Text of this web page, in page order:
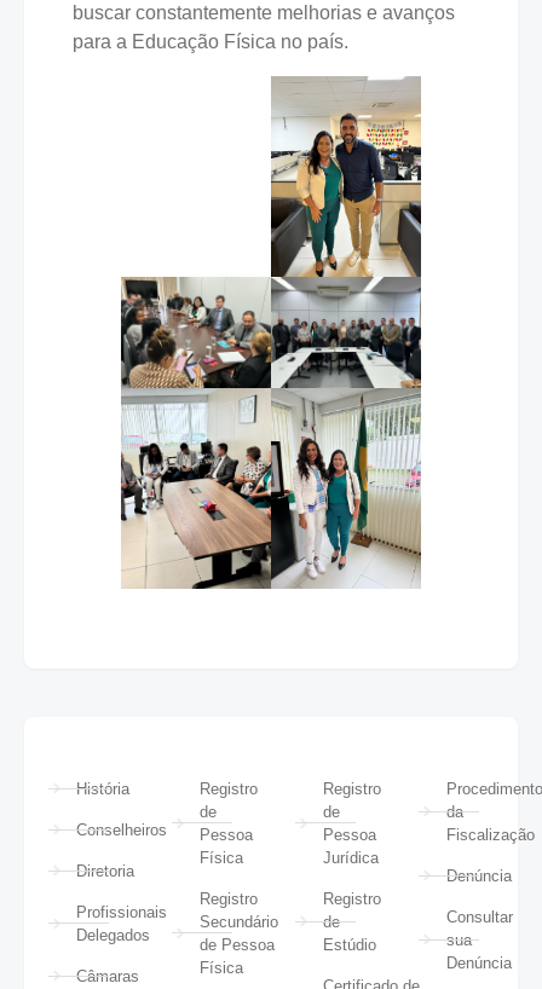
buscar constantemente melhorias e avanços
para a Educação Física no país.
História
Conselheiros
Diretoria
Profissionais
Delegados
Câmaras
Registro
de
Pessoa
Física
Registro
Secundário
de Pessoa
Física
Registro
de
Pessoa
Jurídica
Registro
de
Estúdio
da
Fiscalização
Denúncia
Consultar
sua
Denúncia